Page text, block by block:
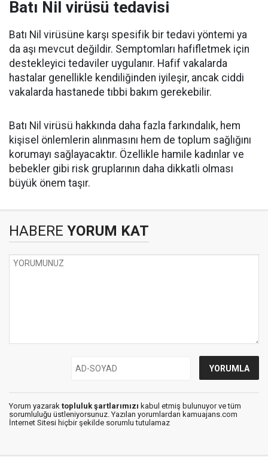
Batı Nil virüsü tedavisi
Batı Nil virüsüne karşı spesifik bir tedavi yöntemi ya
da aşı mevcut değildir. Semptomları hafifletmek için
destekleyici tedaviler uygulanır. Hafif vakalarda
hastalar genellikle kendiliğinden iyileşir, ancak ciddi
vakalarda hastanede tıbbi bakım gerekebilir.
Batı Nil virüsü hakkında daha fazla farkındalık, hem
kişisel önlemlerin alınmasını hem de toplum sağlığını
korumayı sağlayacaktır. Özellikle hamile kadınlar ve
bebekler gibi risk gruplarının daha dikkatli olması
büyük önem taşır.
HABERE YORUM KAT
Yorum yazarak topluluk şartlarımızı kabul etmiş bulunuyor ve tüm
sorumluluğu üstleniyorsunuz. Yazılan yorumlardan kamuajans.com
İnternet Sitesi hiçbir şekilde sorumlu tutulamaz